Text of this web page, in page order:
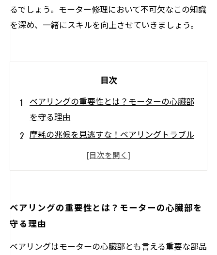
るでしょう。モーター修理において不可欠なこの知識
を深め、一緒にスキルを向上させていきましょう。
目次
ベアリングの重要性とは？モーターの心臓部
を守る理由
摩耗の兆候を見逃すな！ベアリングトラブル
実践編：ベアリング修理のステップバイステ
の要素
秘訣
ベアリングの重要性とは？モーターの心臓部を
守る理由
ベアリングはモーターの心臓部とも言える重要な部品